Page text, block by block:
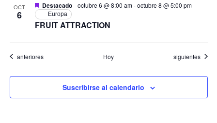
OCT
6
FRUIT ATTRACTION
Destacado octubre 6 @ 8:00 am-octubre 8 @ 5:00 pm
Europa
Eventos
anteriores Hoy Eventos
siguientes
Suscribirse al calendario